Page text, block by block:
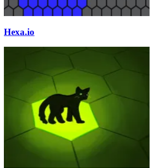
Hexa.io